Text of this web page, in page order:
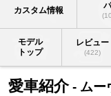
カスタム情報
モデル
トップ
レビュー
(422)
愛車紹介- ムー